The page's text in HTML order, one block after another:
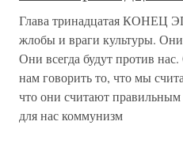
Глава тринадцатая КОНЕЦ
жлобы и враги культуры.
Они всегда будут против
нам говорить то, что мы
что они считают
для нас коммунизм